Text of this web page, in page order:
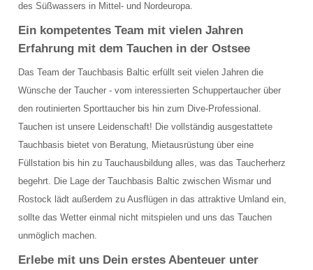
Landtauchgänge in der Ostsee vor der Basis
Das Hausriff vor der Tauchbasis Baltic
Steingarten
Bootsausfahrten Zone A
Kleines Steinfeld
Geröllfeld
Großes Steinfeld
Bootsausfahrten Zone B
des Süßwassers in Mittel- und Nordeuropa.
Ein kompetentes Team mit vielen Jahren
Erfahrung mit dem Tauchen in der Ostsee
Das Team der Tauchbasis Baltic erfüllt seit vielen Jahren die
Wünsche der Taucher - vom interessierten Schuppertaucher über
den routinierten Sporttaucher bis hin zum Dive-Professional.
Tauchen ist unsere Leidenschaft! Die vollständig ausgestattete
Tauchbasis bietet von Beratung, Mietausrüstung über eine
Füllstation bis hin zu Tauchausbildung alles, was das Taucherherz
begehrt. Die Lage der Tauchbasis Baltic zwischen Wismar und
Rostock lädt außerdem zu Ausflügen in das attraktive Umland ein,
sollte das Wetter einmal nicht mitspielen und uns das Tauchen
unmöglich machen.
Erlebe mit uns Dein erstes Abenteuer unter